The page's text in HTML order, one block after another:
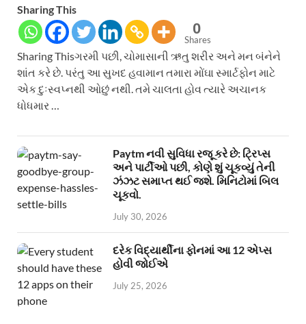
Sharing This
0
Shares
Sharing Thisગરમી પછી, ચોમાસાની ઋતુ શરીર અને મન બંનેને
શાંત કરે છે. પરંતુ આ સુખદ હવામાન તમારા મોંઘા સ્માર્ટફોન માટે
એક દુઃસ્વપ્નથી ઓછું નથી. તમે ચાલતા હોવ ત્યારે અચાનક
ધોધમાર …
Paytm નવી સુવિધા રજૂ કરે છે: ટ્રિપ્સ
અને પાર્ટીઓ પછી, કોણે શું ચૂકવ્યું તેની
ઝંઝટ સમાપ્ત થઈ જશે. મિનિટોમાં બિલ
ચૂકવો.
July 30, 2026
દરેક વિદ્યાર્થીના ફોનમાં આ 12 એપ્સ
હોવી જોઈએ
July 25, 2026